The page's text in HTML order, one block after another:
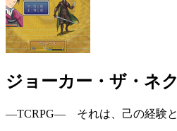
ジョーカー・ザ・ネ
―TCRPG― それは、己の経験と